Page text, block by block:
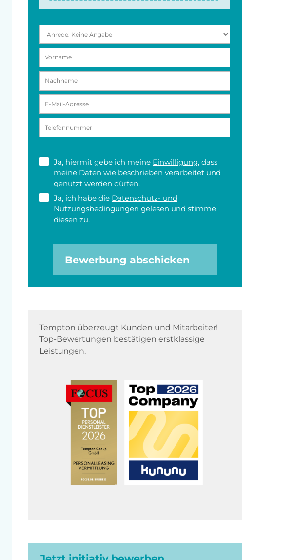
Ja, hiermit gebe ich meine Einwilligung, dass
meine Daten wie beschrieben verarbeitet und
genutzt werden dürfen.
Ja, ich habe die Datenschutz- und
Nutzungsbedingungen gelesen und stimme
diesen zu.
Bewerbung abschicken
Tempton überzeugt Kunden und Mitarbeiter!
Top-Bewertungen bestätigen erstklassige
Leistungen.